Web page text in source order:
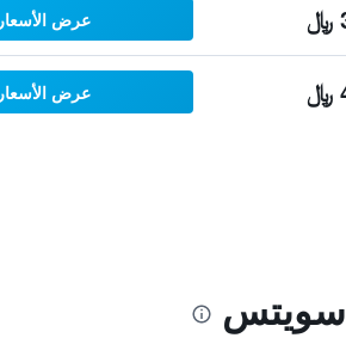
عرض الأسعار
عرض الأسعار
سويتس